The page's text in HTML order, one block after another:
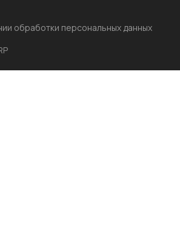
обработки персональных данных